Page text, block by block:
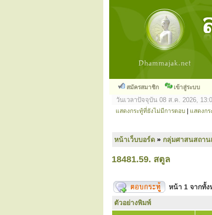
สมัครสมาชิก เข้าสู่ระบบ
วันเวลาปัจจุบัน 08 ส.ค. 2026,
แสดงกระทู้ที่ยังไม่มีการตอบ แสดงก
หน้าเว็บบอร์ด » กลุ่มศาสนสถา
18481.59. สตูล
หน้า 1 จากทั้ง
ตัวอย่างพิมพ์